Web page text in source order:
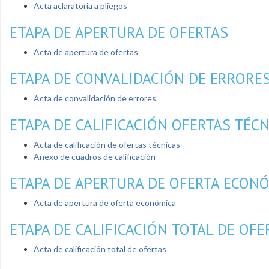
Acta aclaratoria a pliegos
ETAPA DE APERTURA DE OFERTAS
Acta de apertura de ofertas
ETAPA DE CONVALIDACIÓN DE
Acta de convalidación de errores
ETAPA DE CALIFICACIÓN OFERTAS
Acta de calificación de ofertas técnicas
Anexo de cuadros de calificación
ETAPA DE APERTURA DE OFERTA
Acta de apertura de oferta económica
ETAPA DE CALIFICACIÓN TOTAL DE
Acta de calificación total de ofertas